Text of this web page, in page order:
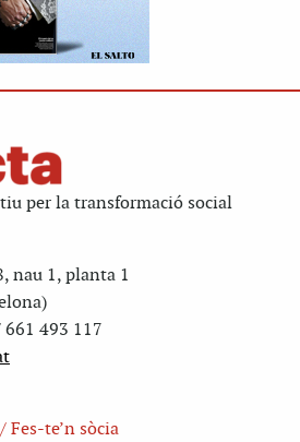
per la transformació social
nau 1, planta 1
661 493 117
Fes-te’n sòcia